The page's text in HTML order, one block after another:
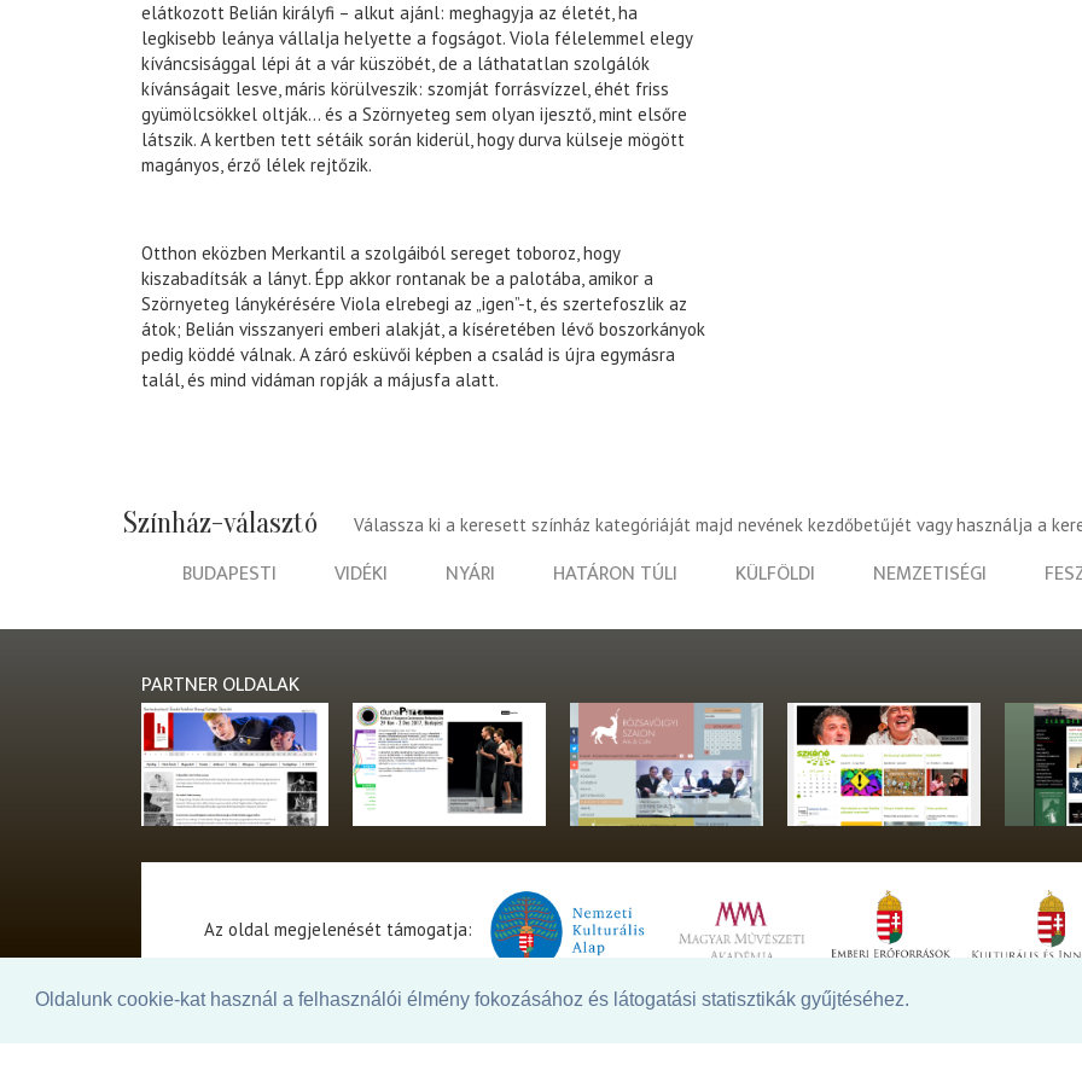
Oldalunk cookie-kat használ a felhasználói élmény fokozásához és látogatási statisztikák gyűjtéséhez.
elátkozott Belián királyfi – alkut ajánl: meghagyja az életét, ha
legkisebb leánya vállalja helyette a fogságot. Viola félelemmel elegy
kíváncsisággal lépi át a vár küszöbét, de a láthatatlan szolgálók
kívánságait lesve, máris körülveszik: szomját forrásvízzel, éhét friss
gyümölcsökkel oltják… és a Szörnyeteg sem olyan ijesztő, mint elsőre
látszik. A kertben tett sétáik során kiderül, hogy durva külseje mögött
magányos, érző lélek rejtőzik.
Otthon eközben Merkantil a szolgáiból sereget toboroz, hogy
kiszabadítsák a lányt. Épp akkor rontanak be a palotába, amikor a
Szörnyeteg lánykérésére Viola elrebegi az „igen”-t, és szertefoszlik az
átok; Belián visszanyeri emberi alakját, a kíséretében lévő boszorkányok
pedig köddé válnak. A záró esküvői képben a család is újra egymásra
talál, és mind vidáman ropják a májusfa alatt.
Színház-választó Válassza ki a keresett színház kategóriáját majd nevének kezdőbetűjét vagy használja a
BUDAPESTI VIDÉKI NYÁRI HATÁRON TÚLI KÜLFÖLDI NEMZETISÉGI
PARTNER OLDALAK
Az oldal megjelenését támogatja: